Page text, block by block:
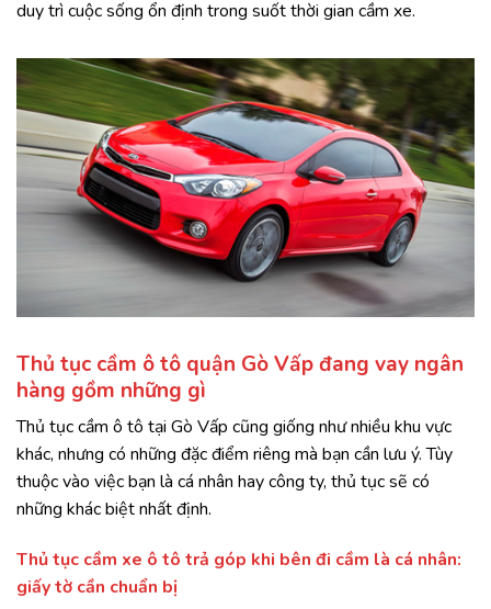
duy trì cuộc sống ổn định trong suốt thời gian cầm xe.
Thủ tục cầm ô tô quận Gò Vấp đang vay ngân
hàng gồm những gì
Thủ tục cầm ô tô tại Gò Vấp cũng giống như nhiều khu vực
khác, nhưng có những đặc điểm riêng mà bạn cần lưu ý. Tùy
thuộc vào việc bạn là cá nhân hay công ty, thủ tục sẽ có
những khác biệt nhất định.
Thủ tục cầm xe ô tô trả góp khi bên đi cầm là cá nhân:
giấy tờ cần chuẩn bị